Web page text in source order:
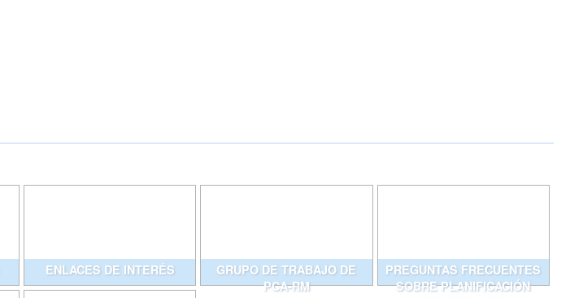
ENLACES DE INTERÉS
GRUPO DE TRABAJO DE
PCA-RM
PREGUNTAS FRECUENTES
SOBRE PLANIFICACIÓN